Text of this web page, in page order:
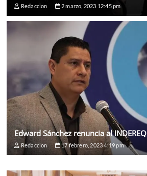
Redaccion 2 marzo, 2023 12:45 pm
Edward Sánchez renuncia al INDEREQ
Redaccion 17 febrero, 2023 4:19 pm